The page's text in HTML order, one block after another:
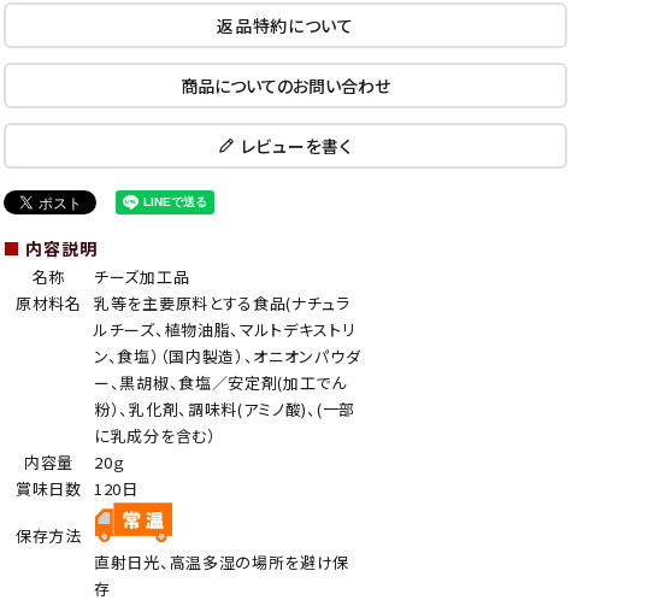
返品特約について
商品についてのお問い合わせ
レビューを書く
■ 内容説明
名称
チーズ加工品
原材料名
乳等を主要原料とする食品(ナチュラ
ルチーズ、植物油脂、マルトデキストリ
ン、食塩）（国内製造）、オニオンパウダ
ー、黒胡椒、食塩／安定剤(加工でん
粉）、乳化剤、調味料(アミノ酸)、(一部
に乳成分を含む）
内容量
20ｇ
賞味日数 120日
保存方法
直射日光、高温多湿の場所を避け保
存